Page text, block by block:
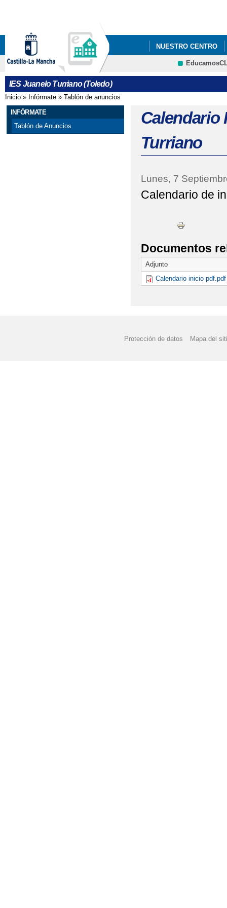
NUESTRO CENTRO
ORIENTACIÓN
DICHA FCT
IES Juanelo Turriano (Toledo)
Se encuentra usted aquí
Inicio » Infórmate » Tablón de anuncios
INFÓRMATE
Tablón de Anuncios
Calendario
Turriano
Lunes, 7
Calendario de
Documentos
Adjunto
Calendario inicio pdf.pdf
Protección de datos Mapa del